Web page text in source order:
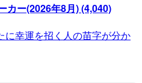
カー(2026年8月)(4,040)
に幸運を招く人の苗字が分か